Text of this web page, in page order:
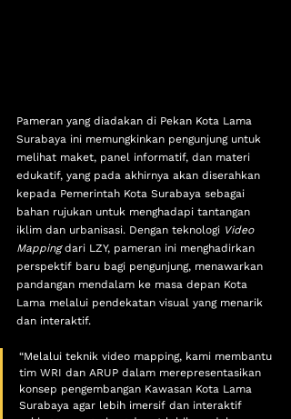
Pameran yang diadakan di Pekan Kota Lama
Surabaya ini memungkinkan pengunjung untuk
melihat maket, panel informatif, dan materi
edukatif, yang pada akhirnya akan diserahkan
kepada Pemerintah Kota Surabaya sebagai
bahan rujukan untuk menghadapi tantangan
iklim dan urbanisasi. Dengan teknologi Video
Mapping dari LZY, pameran ini menghadirkan
perspektif baru bagi pengunjung, menawarkan
pandangan mendalam ke masa depan Kota
Lama melalui pendekatan visual yang menarik
dan interaktif.
“Melalui teknik video mapping, kami membantu
tim WRI dan ARUP dalam merepresentasikan
konsep pengembangan Kawasan Kota Lama
Surabaya agar lebih imersif dan interaktif